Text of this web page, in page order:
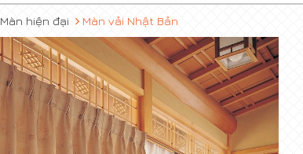
Màn hiện đại Màn vải Nhật Bản